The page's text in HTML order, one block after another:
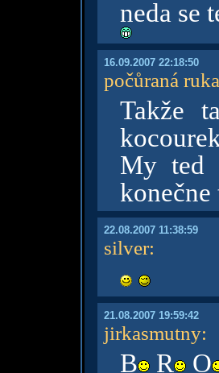
neda se
16.09.2007 22:18:50
počůraná ruka
Takže
My ted
22.08.2007 11:38:59
silver:
21.08.2007 19:59:42
jirkasmutny:
B R O